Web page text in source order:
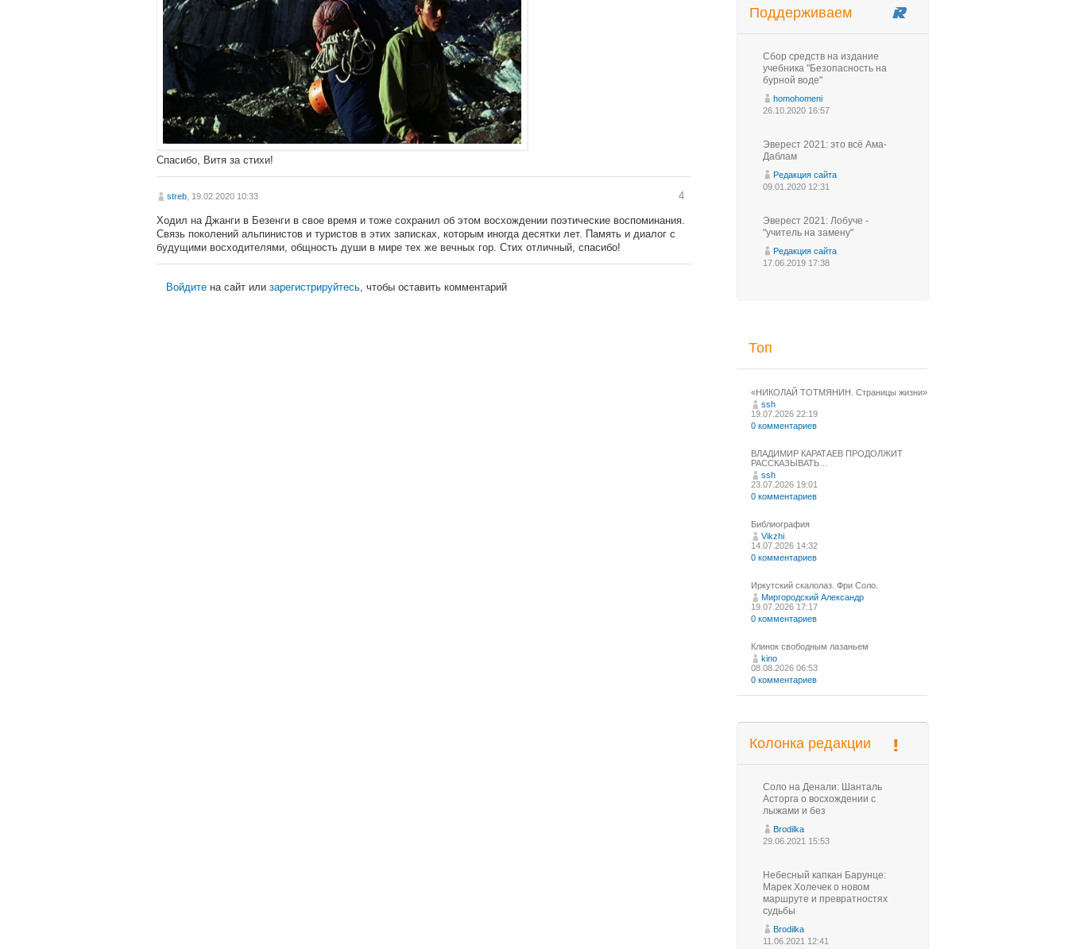
Спасибо, Витя за стихи!
streb , 19.02.2020 10:33 4
Ходил на Джанги в Безенги в свое время и тоже сохранил об этом восхождении поэтические воспоминания.
Связь поколений альпинистов и туристов в этих записках, которым иногда десятки лет. Память и диалог с
будущими восходителями, общность души в мире тех же вечных гор. Стих отличный, спасибо!
Войдите на сайт или зарегистрируйтесь, чтобы оставить комментарий
Поддерживаем
Сбор средств на издание
учебника "Безопасность на
бурной воде"
homohomeni
26.10.2020 16:57
Эверест 2021: это всё Ама-
Даблам
Редакция сайта
09.01.2020 12:31
Эверест 2021: Лобуче -
"учитель на замену"
Редакция сайта
17.06.2019 17:38
Топ
«НИКОЛАЙ ТОТМЯНИН. Страницы жизни»
ssh
19.07.2026 22:19
0 комментариев
ВЛАДИМИР КАРАТАЕВ ПРОДОЛЖИТ
РАССКАЗЫВАТЬ…
ssh
23.07.2026 19:01
0 комментариев
Библиография
Vikzhi
14.07.2026 14:32
0 комментариев
Иркутский скалолаз. Фри Соло.
Миргородский Александр
19.07.2026 17:17
0 комментариев
Клинок свободным лазаньем
kino
08.08.2026 06:53
0 комментариев
Колонка редакции
Соло на Денали: Шанталь
Асторга о восхождении с
лыжами и без
Brodilka
29.06.2021 15:53
Небесный капкан Барунце:
Марек Холечек о новом
маршруте и превратностях
судьбы
Brodilka
11.06.2021 12:41